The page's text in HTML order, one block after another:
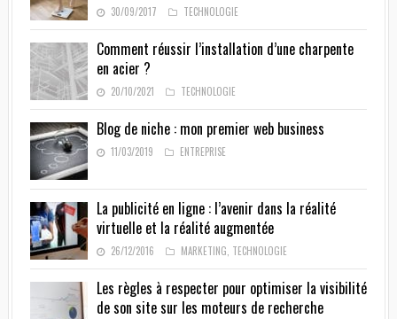
30/09/2017 TECHNOLOGIE
Comment réussir l’installation d’une charpente
en acier ?
20/10/2021 TECHNOLOGIE
Blog de niche : mon premier web business
11/03/2019 ENTREPRISE
La publicité en ligne : l’avenir dans la réalité
virtuelle et la réalité augmentée
26/12/2016 MARKETING TECHNOLOGIE
Les règles à respecter pour optimiser la visibilité
de son site sur les moteurs de recherche